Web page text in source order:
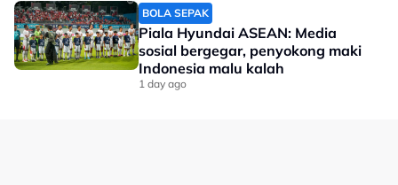
pemulihannya serta mendoakan agar Ee Wei kembali
beraksi di gelanggang secepat mungkin,” menurut
kenyataan BAM.
Kecederaan itu menjadi tamparan buat kem badminton
BOLA SEPAK
Piala Hyundai ASEAN: Media
sosial bergegar, penyokong maki
Indonesia malu kalah
1 day ago